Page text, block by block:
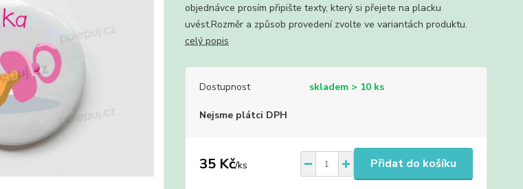
objednávce prosím připište texty, který si přejete na placku
uvést.Rozměr a způsob provedení zvolte ve variantách produktu.
celý popis
Dostupnost skladem > 10 ks
Nejsme plátci DPH
35 Kč/ks Přidat do košíku